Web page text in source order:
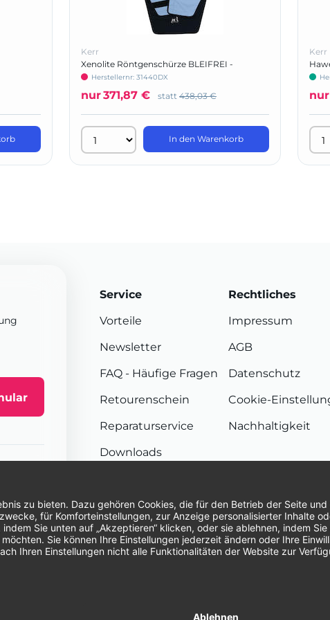
Kerr
Xenolite Röntgenschürze BLEIFREI -
Panorama-Poncho
Herstellernr: 31440DX
nur371,87 € statt 438,03 €
In den Warenkorb
Kerr
nur
Service
Vorteile
Newsletter
FAQ - Häufige Fragen
Retourenschein
Reparaturservice
Downloads
Rechtliches
Impressum
AGB
Datenschutz
Cookie-
Nachhaltigkeit